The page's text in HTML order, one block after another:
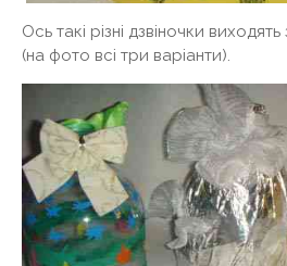
Ось такі різні дзвіночки
(на фото всі три варіанти).